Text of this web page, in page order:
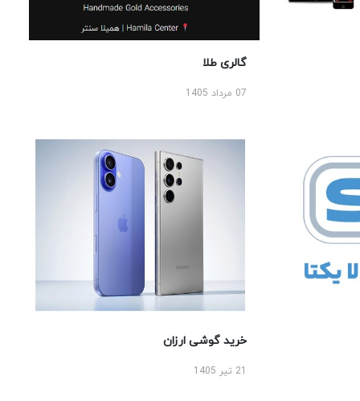
گالری طلا
07 مرداد 1405
خرید گوشی ارزان